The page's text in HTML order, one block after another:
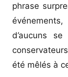
phrase
d’aucuns
été mêlés à